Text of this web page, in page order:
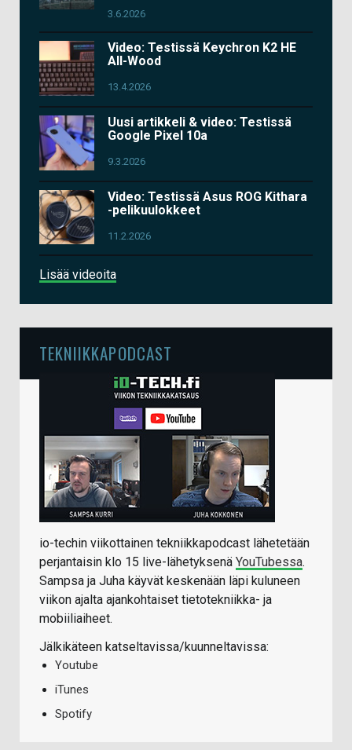
3.6.2026
Video: Testissä Keychron K2 HE
All-Wood
13.4.2026
Uusi artikkeli & video: Testissä
Google Pixel 10a
9.3.2026
Video: Testissä Asus ROG Kithara
-pelikuulokkeet
11.2.2026
Lisää videoita
TEKNIIKKAPODCAST
io-techin viikottainen tekniikkapodcast lähetetään
perjantaisin klo 15 live-lähetyksenä YouTubessa.
Sampsa ja Juha käyvät keskenään läpi kuluneen
viikon ajalta ajankohtaiset tietotekniikka- ja
mobiiliaiheet.
Jälkikäteen katseltavissa/kuunneltavissa:
Youtube
iTunes
Spotify